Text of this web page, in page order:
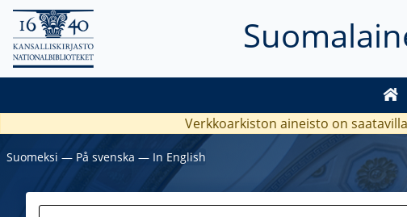
Verkkoarkiston aineisto on
Suomeksi ― På svenska ― In English